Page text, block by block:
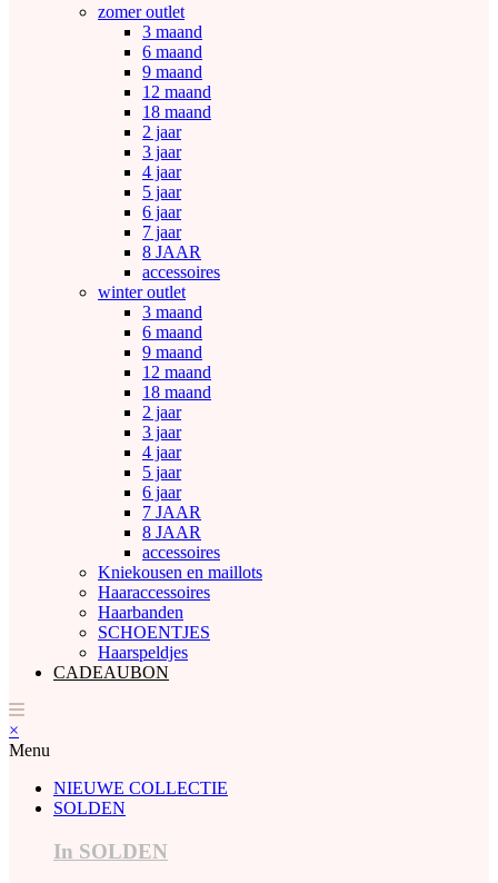
zomer outlet
3 maand
6 maand
9 maand
12 maand
18 maand
2 jaar
3 jaar
4 jaar
5 jaar
6 jaar
7 jaar
8 JAAR
accessoires
winter outlet
3 maand
6 maand
9 maand
12 maand
18 maand
2 jaar
3 jaar
4 jaar
5 jaar
6 jaar
7 JAAR
8 JAAR
accessoires
Kniekousen en maillots
Haaraccessoires
Haarbanden
SCHOENTJES
Haarspeldjes
CADEAUBON
×
Menu
NIEUWE COLLECTIE
SOLDEN
In SOLDEN